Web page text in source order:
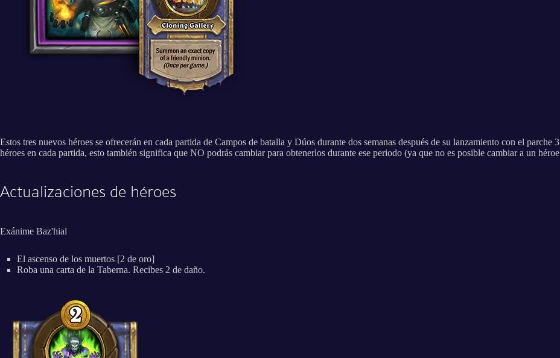
Estos tres nuevos héroes se ofrecerán en cada partida de Campos de batalla y Dúos durante dos semanas después de su lanzamiento con el
héroes en cada partida, esto también significa que NO podrás cambiar para obtenerlos durante ese periodo (ya que no es posible cambiar a un
Actualizaciones de héroes
Exánime Baz'hial
El ascenso de los muertos [2 de oro]
Roba una carta de la Taberna. Recibes 2 de daño.